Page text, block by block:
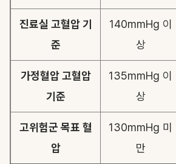
진료실 고혈압 기
준
140mmHg 이
상
가정혈압 고혈압
기준
135mmHg 이
상
고위험군 목표 혈
압
130mmHg 미
만